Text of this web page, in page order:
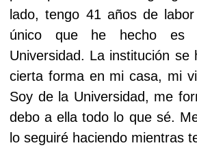
lado, tengo 41 años de
único que he hecho es
Universidad. La institución se
cierta forma en mi casa, mi
Soy de la Universidad, me
debo a ella todo lo que sé.
lo seguiré haciendo mientras